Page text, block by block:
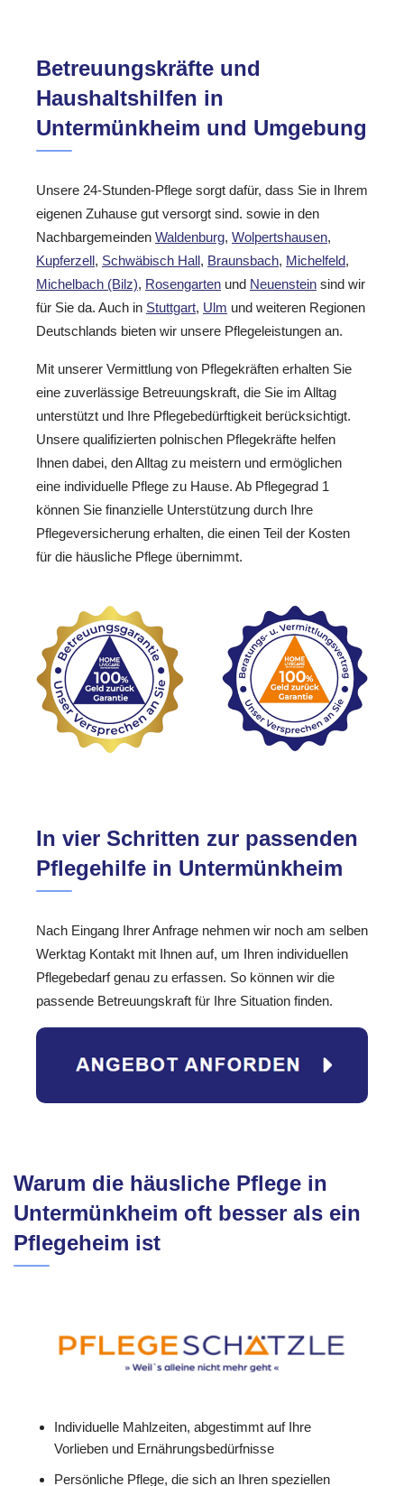
Betreuungskräfte und
Haushaltshilfen in
Untermünkheim und Umgebung
Unsere 24-Stunden-Pflege sorgt dafür, dass Sie in Ihrem
eigenen Zuhause gut versorgt sind. sowie in den
Nachbargemeinden Waldenburg, Wolpertshausen,
Kupferzell, Schwäbisch Hall, Braunsbach, Michelfeld,
Michelbach (Bilz), Rosengarten und Neuenstein sind wir
für Sie da. Auch in Stuttgart, Ulm und weiteren Regionen
Deutschlands bieten wir unsere Pflegeleistungen an.
Mit unserer Vermittlung von Pflegekräften erhalten Sie
eine zuverlässige Betreuungskraft, die Sie im Alltag
unterstützt und Ihre Pflegebedürftigkeit berücksichtigt.
Unsere qualifizierten polnischen Pflegekräfte helfen
Ihnen dabei, den Alltag zu meistern und ermöglichen
eine individuelle Pflege zu Hause. Ab Pflegegrad 1
können Sie finanzielle Unterstützung durch Ihre
Pflegeversicherung erhalten, die einen Teil der Kosten
für die häusliche Pflege übernimmt.
In vier Schritten zur passenden
Pflegehilfe in Untermünkheim
Nach Eingang Ihrer Anfrage nehmen wir noch am selben
Werktag Kontakt mit Ihnen auf, um Ihren individuellen
Pflegebedarf genau zu erfassen. So können wir die
passende Betreuungskraft für Ihre Situation finden.
Warum die häusliche Pflege in
Untermünkheim oft besser als ein
Pflegeheim ist
Individuelle Mahlzeiten, abgestimmt auf Ihre
Vorlieben und Ernährungsbedürfnisse
Persönliche Pflege, die sich an Ihren speziellen